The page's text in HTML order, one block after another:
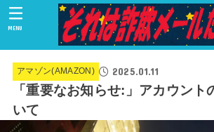
MENU
アマゾン(AMAZON) 2025.01.11
「重要なお知らせ:」アカウント
いて